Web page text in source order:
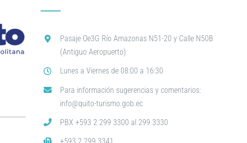
Pasaje Oe3G Río Amazonas N51-20 y Calle N50B
(Antiguo Aeropuerto)
Lunes a Viernes de 08:00 a 16:30
Para información sugerencias y comentarios:
info@quito-turismo.gob.ec
PBX +593 2 299 3300 al 299 3330